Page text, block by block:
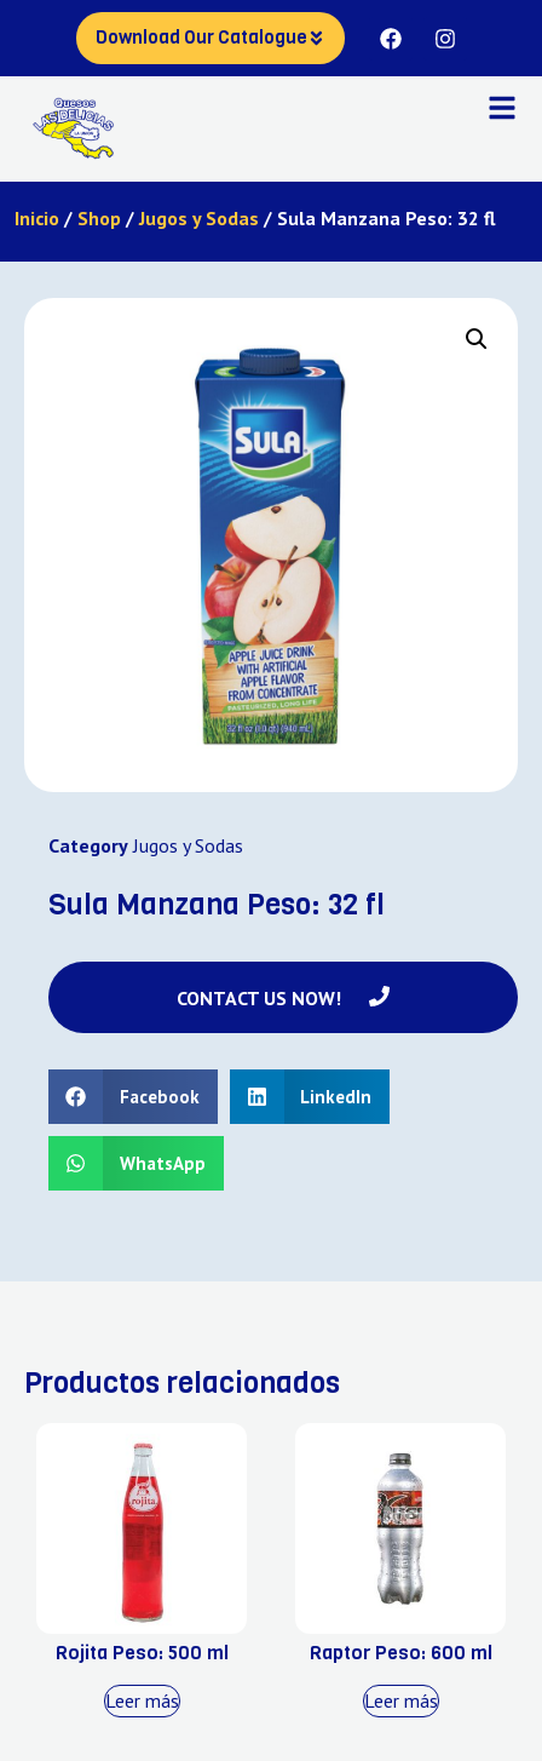
Download Our Catalogue
Inicio / Shop /Jugos y Sodas / Sula Manzana Peso: 32 fl
Category Jugos y Sodas
Sula Manzana Peso: 32 fl
CONTACT US NOW!
Facebook LinkedIn
WhatsApp
Productos relacionados
Rojita Peso: 500 ml
Leer más
Raptor Peso: 600 ml
Leer más